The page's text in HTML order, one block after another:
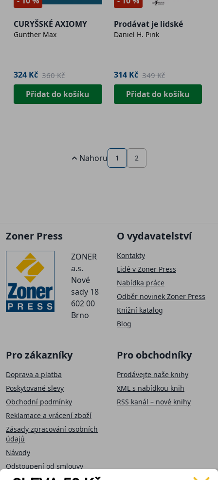
CURYŠSKÉ AXIOMY
Gunther Max
324 Kč 360 Kč
Přidat do košíku
Prodávat je lidské
Daniel H. Pink
314 Kč 349 Kč
Přidat do košíku
Nahoru 1 2
Zoner Press
ZONER
a.s.
Nové
sady 18
602 00
Brno
O vydavatelství
Kontakty
Lidé v Zoner Press
Nabídka práce
Odběr novinek Zoner Press
Knižní katalog
Blog
Pro zákazníky
Doprava a platba
Poskytované slevy
Obchodní podmínky
Reklamace a vrácení zboží
Zásady zpracování osobních
údajů
Návody
Odstoupení od smlouvy
Pro obchodníky
Prodávejte naše knihy
XML s nabídkou knih
RSS kanál – nové knihy